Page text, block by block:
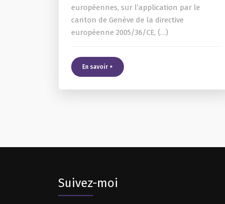
européennes, sur l’application par le
canton de Genève de la directive
européenne 2005/36/CE, (…)
En savoir +
Suivez-moi